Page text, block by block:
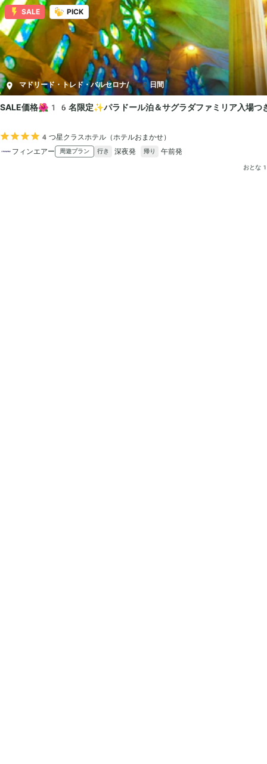
SALE PICK
マドリード・トレド・バルセロナ/ 8日間
SALE価格🌺16名限定✨パラドール泊＆サグラダファミリア入場
4つ星クラスホテル（ホテルおまかせ）
フィンエアー
周遊プラン 行き 深夜発 帰り 午前発
おとな